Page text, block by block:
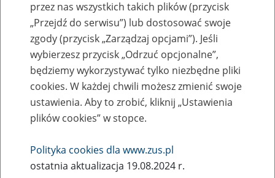
Zaproś ZUS do siebie - zakładanie profili
eZUS w siedzibie Twojej firmy
Rodzaj wydarzenia
Szkolenia
przez nas wszystkich takich plików (przycisk
„Przejdź do serwisu”) lub dostosować swoje
zgody (przycisk „Zarządzaj opcjami”). Jeśli
wybierzesz przycisk „Odrzuć opcjonalne”,
będziemy wykorzystywać tylko niezbędne pliki
cookies. W każdej chwili możesz zmienić swoje
ustawienia. Aby to zrobić, kliknij „Ustawienia
plików cookies” w stopce.
Polityka cookies dla www.zus.pl
ostatnia aktualizacja 19.08.2024 r.